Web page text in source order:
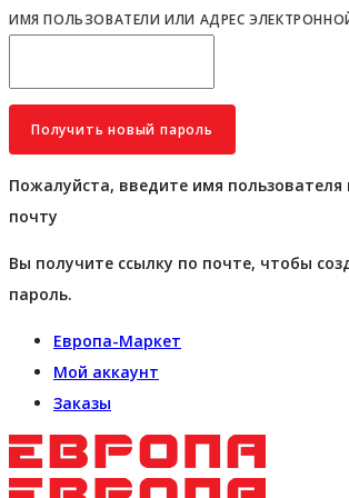
ИМЯ ПОЛЬЗОВАТЕЛИ ИЛИ АДРЕС
Пожалуйста, введите имя пользователя
почту
Вы получите ссылку по почте, чтобы
пароль.
Европа-Маркет
Мой аккаунт
Заказы